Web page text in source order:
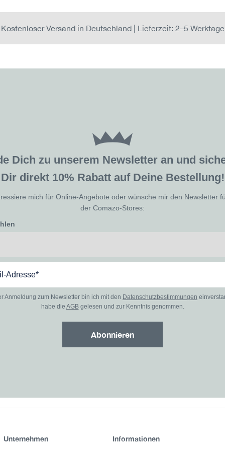
Kostenloser Versand in Deutschland | Lieferzeit: 2–5 Werktage
Dich zu unserem Newsletter an und
Dir direkt 10% Rabatt auf Deine Bestellung!
mich für Online-Angebote oder wünsche mir den Newsletter
der Comazo-Stores:
Anmeldung zum Newsletter bin ich mit den Datenschutzbestimmungen
habe die AGBgelesen und zur Kenntnis genommen.
Abonnieren
Unternehmen Informationen